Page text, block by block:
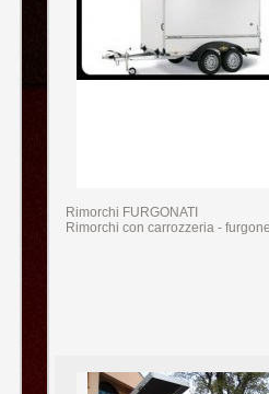
Rimorchi FURGONATI
Rimorchi con carrozzeria -